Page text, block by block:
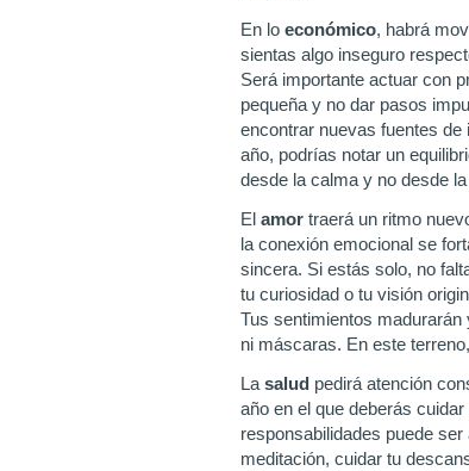
En lo económico, habrá
sientas algo inseguro
Será importante actuar con
pequeña y no dar pasos
encontrar nuevas fuentes
año, podrías notar un
desde la calma y no desde
El amor traerá un ritmo
la conexión emocional se
sincera. Si estás solo, no
tu curiosidad o tu visión
Tus sentimientos
ni máscaras. En este
La salud pedirá atención
año en el que deberás
responsabilidades puede
meditación, cuidar tu